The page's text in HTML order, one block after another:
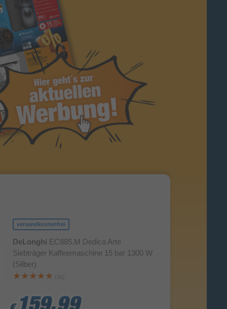
versandkostenfrei
DeLonghi EC885.M Dedica Arte
Siebträger Kaffeemaschine 15 bar 1300 W
(Silber)